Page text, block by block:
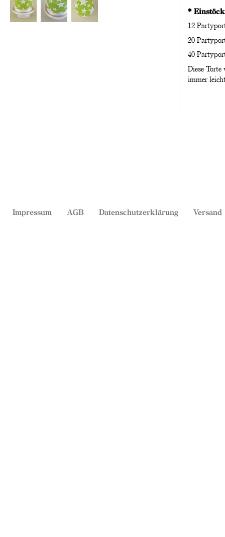
*
12
20
40
Diese
immer
Impressum AGB Datenschutzerklärung Versand